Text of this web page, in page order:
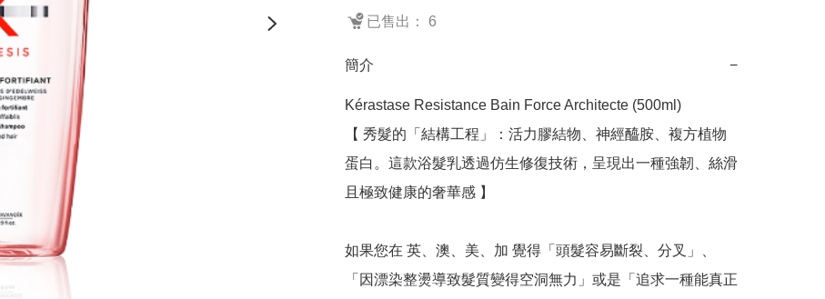
已售出： 6
簡介 −
Kérastase Resistance Bain Force Architecte (500ml)
【 秀髮的「結構工程」：活力膠結物、神經醯胺、複方植物
蛋白。這款浴髮乳透過仿生修復技術，呈現出一種強韌、絲滑
且極致健康的奢華感 】
如果您在 英、澳、美、加 覺得「頭髮容易斷裂、分叉」、
「因漂染整燙導致髮質變得空洞無力」或是「追求一種能真正